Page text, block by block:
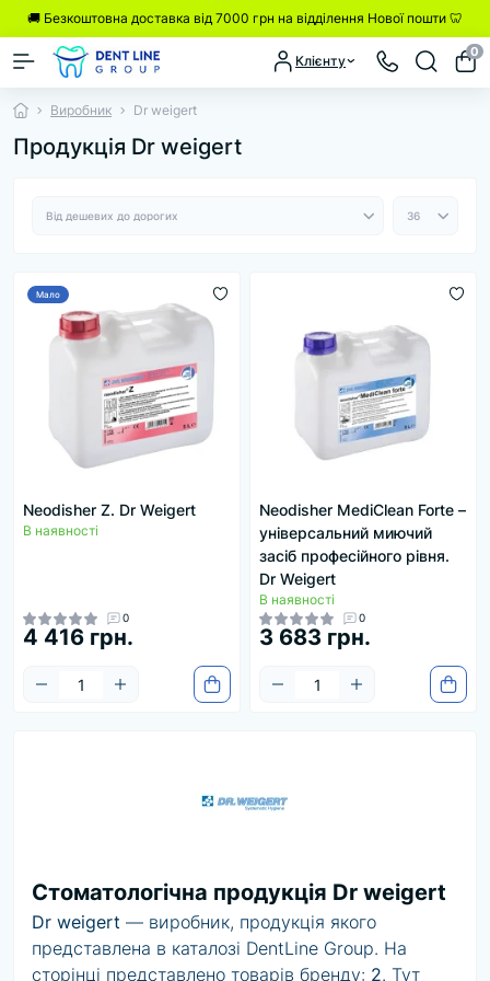
🚚 Безкоштовна доставка від 7000 грн на відділення Нової пошти 🦷
Клієнту
0
Виробник Dr weigert
Продукція Dr weigert
Мало
Neodisher Z. Dr Weigert
В наявності
0
4 416 грн.
Neodisher MediClean Forte –
універсальний миючий
засіб професійного рівня.
Dr Weigert
В наявності
0
3 683 грн.
Стоматологічна продукція Dr weigert
Dr weigert — виробник, продукція якого
представлена в каталозі DentLine Group. На
сторінці представлено товарів бренду: 2. Тут